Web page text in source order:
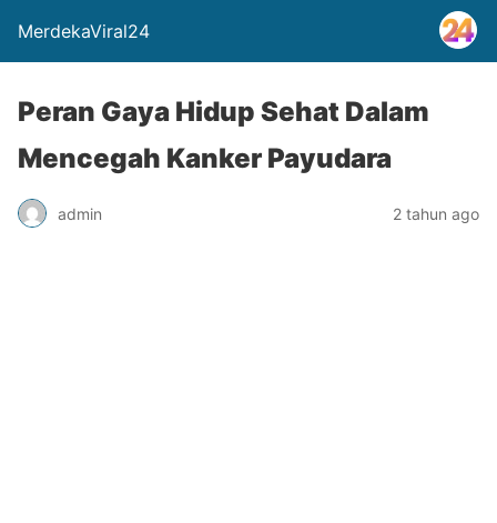
MerdekaViral24
Peran Gaya Hidup Sehat Dalam
Mencegah Kanker Payudara
admin 2 tahun ago